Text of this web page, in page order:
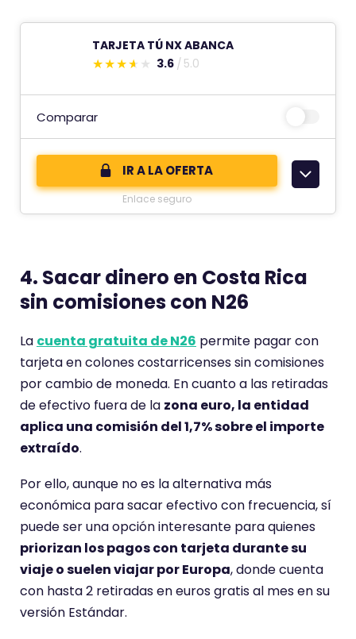
t
a
c
i
n
TARJETA TÚ NX ABANCA
E
s
t
e
c
a
r
o
u
n
a
p
u
n
t
3.6 5.0
Comparar
IR A LA OFERTA
Enlace seguro
4. Sacar dinero en Costa Rica
sin comisiones con N26
La cuenta gratuita de N26 permite pagar con
tarjeta en colones costarricenses sin comisiones
por cambio de moneda. En cuanto a las retiradas
de efectivo fuera de la zona euro, la entidad
aplica una comisión del 1,7% sobre el importe
extraído.
Por ello, aunque no es la alternativa más
económica para sacar efectivo con frecuencia, sí
puede ser una opción interesante para quienes
priorizan los pagos con tarjeta durante su
viaje o suelen viajar por Europa, donde cuenta
con hasta 2 retiradas en euros gratis al mes en su
versión Estándar.